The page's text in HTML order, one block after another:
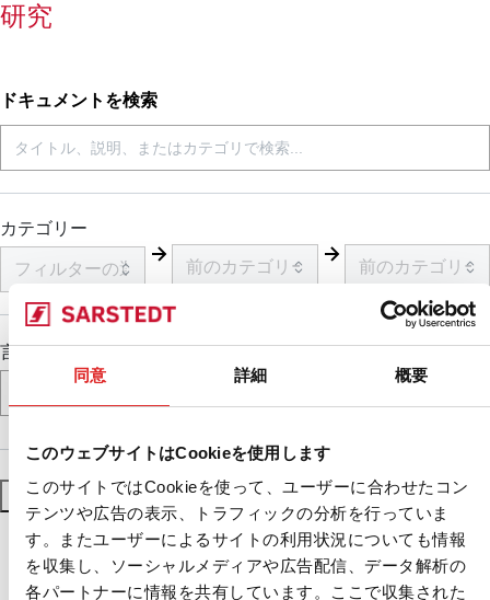
同意 詳細 概要
このウェブサイトはCookieを使用します
このサイトではCookieを使って、ユーザーに合わせたコン
テンツや広告の表示、トラフィックの分析を行っていま
す。またユーザーによるサイトの利用状況についても情報
を収集し、ソーシャルメディアや広告配信、データ解析の
各パートナーに情報を共有しています。ここで収集された
研究
ドキュメントを検索
カテゴリー
言語
フィルターをリセット フィルターを適用